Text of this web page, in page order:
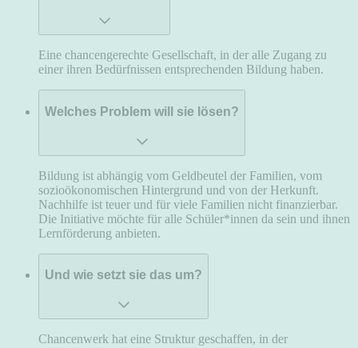
Eine chancengerechte Gesellschaft, in der alle Zugang zu
einer ihren Bedürfnissen entsprechenden Bildung haben.
Welches Problem will sie lösen?
Bildung ist abhängig vom Geldbeutel der Familien, vom
sozioökonomischen Hintergrund und von der Herkunft.
Nachhilfe ist teuer und für viele Familien nicht finanzierbar.
Die Initiative möchte für alle Schüler*innen da sein und ihnen
Lernförderung anbieten.
Und wie setzt sie das um?
Chancenwerk hat eine Struktur geschaffen, in der